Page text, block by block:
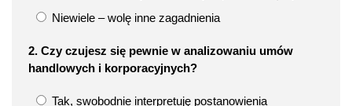
Niewiele – wolę inne zagadnienia
2. Czy czujesz się pewnie w analizowaniu umów
handlowych i korporacyjnych?
Tak, swobodnie interpretuję postanowienia